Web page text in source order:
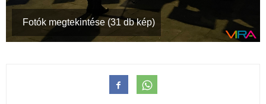
Fotók megtekintése (31 db kép)